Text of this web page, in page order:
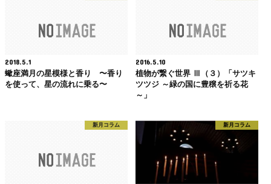
2018.5.1
蠍座満月の星模様と香り 〜香り
を使って、星の流れに乗る〜
2016.5.10
植物が繋ぐ世界 Ⅲ（３）「サツキ
ツツジ ～緑の国に豊穣を祈る花
～」
新月コラム 新月コラム